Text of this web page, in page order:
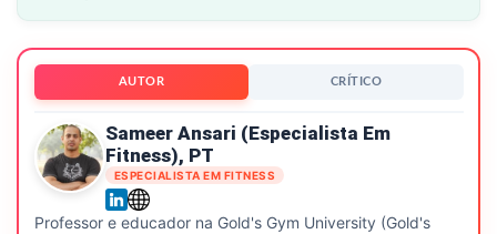
AUTOR CRÍTICO
Sameer Ansari (especialista Em
Fitness), PT
ESPECIALISTA EM FITNESS
Professor e educador na Gold's Gym University (Gold's